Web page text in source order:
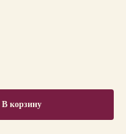
В корзину